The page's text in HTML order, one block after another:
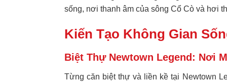
sống, nơi thanh âm của sông Cổ Cò và hơi
Kiến Tạo Không Gian
Biệt Thự Newtown Legend: Nơi
Từng căn biệt thự và liền kề tại Newtown